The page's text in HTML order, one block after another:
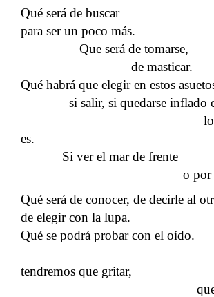
Qué será de buscar
para ser un poco más.
Que será de tomarse,
de masticar.
Qué habrá que elegir en estos
si salir, si quedarse inflado
lo que
es.
Si ver el mar de frente
o por
Qué será de conocer, de decirle al
de elegir con la lupa.
Qué se podrá probar con el oído.
tendremos que gritar,
que